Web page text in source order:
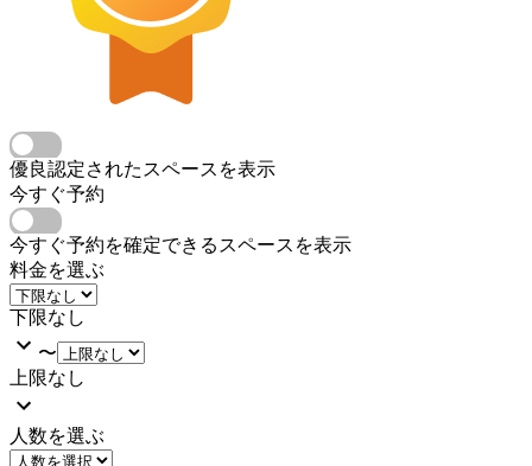
優良認定されたスペースを表示
今すぐ予約
今すぐ予約を確定できるスペースを表示
料金を選ぶ
下限なし
〜
上限なし
人数を選ぶ